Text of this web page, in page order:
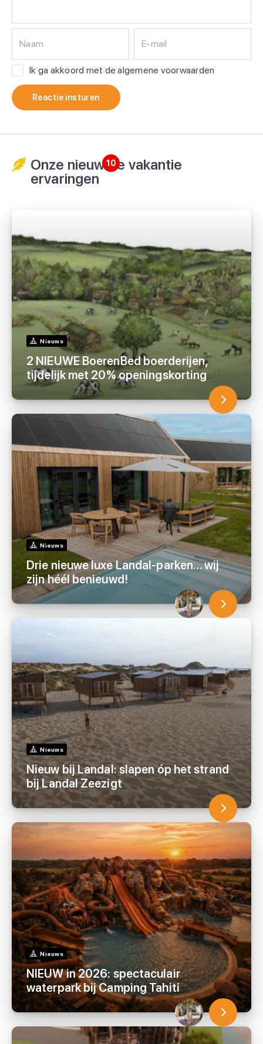
Naam E-mail
Ik ga akkoord met de algemene voorwaarden
Reactie insturen
Onze nieuwste vakantie
ervaringen
10
Nieuws
2 NIEUWE BoerenBed boerderijen,
tijdelijk met 20% openingskorting
Nieuws
Drie nieuwe luxe Landal-parken… wij
zijn héél benieuwd!
Nieuws
Nieuw bij Landal: slapen óp het strand
bij Landal Zeezigt
Nieuws
NIEUW in 2026: spectaculair
waterpark bij Camping Tahiti